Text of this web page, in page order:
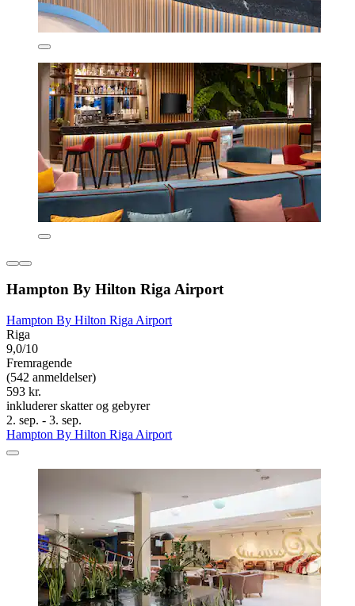
Hampton By Hilton Riga Airport
Hampton By Hilton Riga Airport
Riga
9,0/10
Fremragende
(542 anmeldelser)
593 kr.
inkluderer skatter og gebyrer
2. sep. - 3. sep.
Hampton By Hilton Riga Airport